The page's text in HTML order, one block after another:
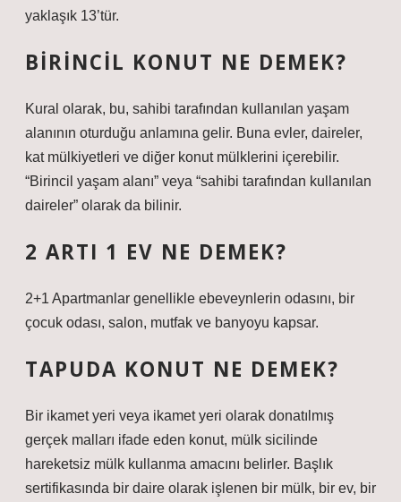
yaklaşık 13’tür.
BIRINCIL KONUT NE DEMEK?
Kural olarak, bu, sahibi tarafından kullanılan yaşam
alanının oturduğu anlamına gelir. Buna evler, daireler,
kat mülkiyetleri ve diğer konut mülklerini içerebilir.
“Birincil yaşam alanı” veya “sahibi tarafından kullanılan
daireler” olarak da bilinir.
2 ARTI 1 EV NE DEMEK?
2+1 Apartmanlar genellikle ebeveynlerin odasını, bir
çocuk odası, salon, mutfak ve banyoyu kapsar.
TAPUDA KONUT NE DEMEK?
Bir ikamet yeri veya ikamet yeri olarak donatılmış
gerçek malları ifade eden konut, mülk sicilinde
hareketsiz mülk kullanma amacını belirler. Başlık
sertifikasında bir daire olarak işlenen bir mülk, bir ev, bir